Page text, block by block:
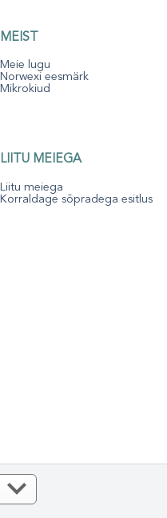
MEIST
Meie lugu
Norwexi eesmärk
Mikrokiud
LIITU MEIEGA
Liitu meiega
Korraldage sõpradega esitlus